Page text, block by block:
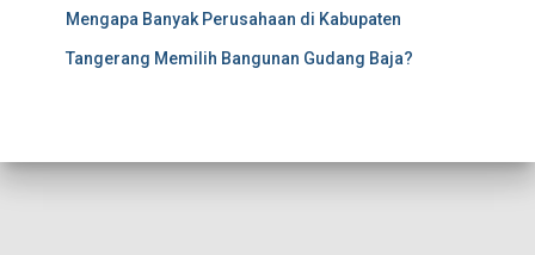
Mengapa Banyak Perusahaan di Kabupaten
Tangerang Memilih Bangunan Gudang Baja?